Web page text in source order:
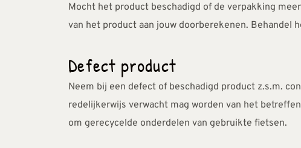
Mocht het product beschadigd of de verpakking
van het product aan jouw doorberekenen.
Defect product
Neem bij een defect of beschadigd product z.s.m.
redelijkerwijs verwacht mag worden van het
om gerecycelde onderdelen van gebruikte fietsen.